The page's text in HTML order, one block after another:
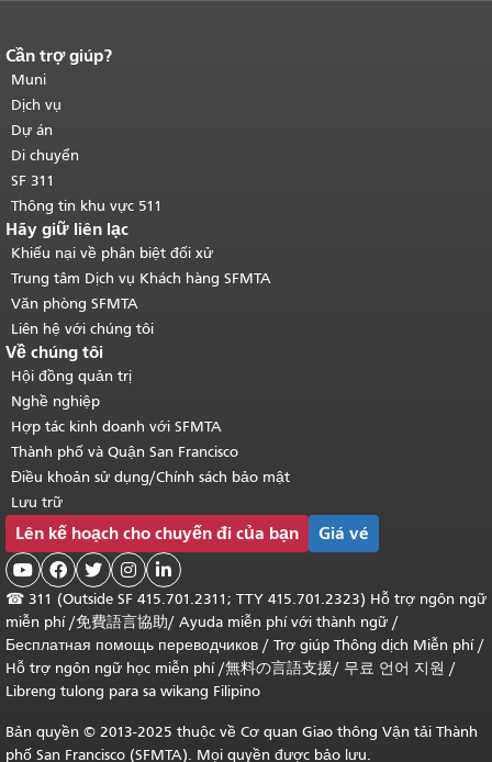
Kết thúc nội dung trang.
của trang này được lặp lại trên mọi
trang.Quay lại đầu trang nội dung
chính.
Cần trợ giúp?
Muni
Dịch vụ
Dự án
Di chuyển
SF 311
Thông tin khu vực 511
Hãy giữ liên lạc
Khiếu nại về phân biệt đối xử
Trung tâm Dịch vụ Khách hàng SFMTA
Văn phòng SFMTA
Liên hệ với chúng tôi
Về chúng tôi
Hội đồng quản trị
Nghề nghiệp
Hợp tác kinh doanh với SFMTA
Thành phố và Quận San Francisco
Điều khoản sử dụng/Chính sách bảo mật
Lưu trữ
Lên kế hoạch cho chuyến đi của bạn Giá vé
    
☎ 311 (Outside SF 415.701.2311; TTY 415.701.2323) Hỗ trợ ngôn ngữ
miễn phí /免費語言協助/ Ayuda miễn phí với thành ngữ /
Бесплатная помощь переводчиков / Trợ giúp Thông dịch Miễn phí/
Hỗ trợ ngôn ngữ học miễn phí/無料の言語支援/ 무료 언어 지원 /
Libreng tulong para sa wikang Filipino
Bản quyền © 2013-2025 thuộc về Cơ quan Giao thông Vận tải Thành
phố San Francisco (SFMTA). Mọi quyền được bảo lưu.